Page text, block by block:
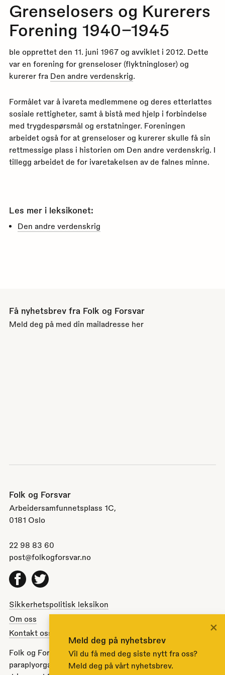
Grenselosers og Kurerers
Forening 1940–1945
ble opprettet den 11. juni 1967 og avviklet i 2012. Dette
var en forening for grenseloser (flyktningloser) og
kurerer fra Den andre verdenskrig.
Formålet var å ivareta medlemmene og deres etterlattes
sosiale rettigheter, samt å bistå med hjelp i forbindelse
med trygdespørsmål og erstatninger. Foreningen
arbeidet også for at grenseloser og kurerer skulle få sin
rettmessige plass i historien om Den andre verdenskrig. I
tillegg arbeidet de for ivaretakelsen av de falnes minne.
Les mer i leksikonet:
Den andre verdenskrig
Få nyhetsbrev fra Folk og Forsvar
Meld deg på med din mailadresse her
Folk og Forsvar
Arbeidersamfunnetsplass 1C,
0181 Oslo
22 98 83 60
post@folkogforsvar.no
Facebook
Twitter
Sikkerhetspolitisk leksikon
Om oss
Kontakt oss
Folk og Forsvar er en partipolitisk nøytral
paraplyorganisasjon opprettet av Stortinget i 1951 for å
Meld deg på nyhetsbrev
Vil du få med deg siste nytt fra oss?
Meld deg på vårt nyhetsbrev.
×